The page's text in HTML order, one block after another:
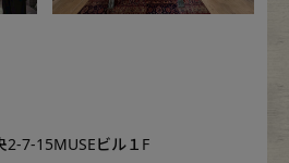
2-7-15MUSEビル１F